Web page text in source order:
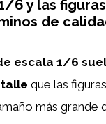
6 y las
de
escala 1/6
que las
más grande